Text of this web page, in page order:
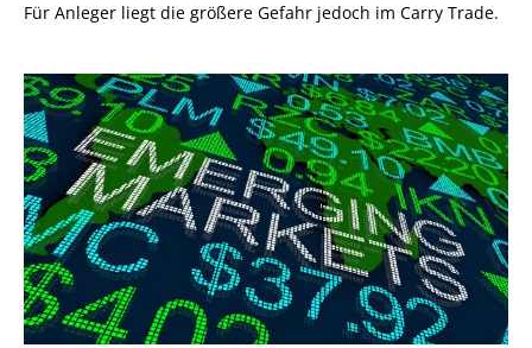
Für Anleger liegt die größere Gefahr jedoch im Carry Trade.